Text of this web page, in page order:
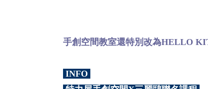
手創空間教室還特別改為HELLO
INFO